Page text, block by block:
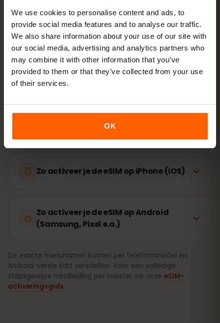
We use cookies to personalise content and ads, to
provide social media features and to analyse our traffic.
We also share information about your use of our site with
our social media, advertising and analytics partners who
may combine it with other information that you’ve
provided to them or that they’ve collected from your use
of their services.
OK
Ga online zet dataroaming aan in
Caribische Eilanden
Instellen duurt maar 2 minuten: iPhoneInstellingen →
Mobiel netwerk → eSIM toevoegen
, Android
en internet → Simkaarten
Is je toestel eSIM‑geschikt? Controleer de
Zo activeer je de eSIM op iPhone (iOS)
Zo activeer je de eSIM op Android
(Samsung, Pixel e.a.)
De exacte menunamen kunnen per telefoonmodel en
Android-versie licht verschillen. Voor een volledige
stapsgewijze handleiding per toestel, zie onze eSIM-
activeringsgids.